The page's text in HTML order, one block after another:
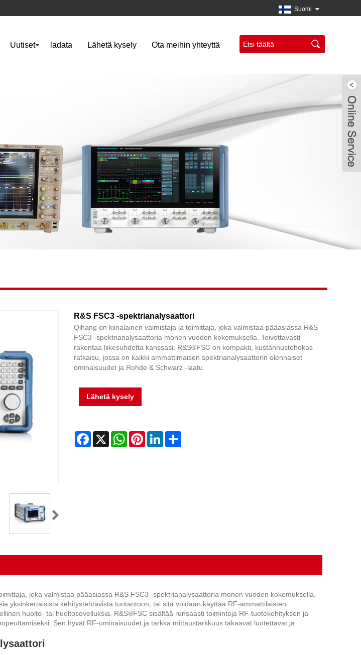
Suomi
Uutiset ladata Lähetä kysely Ota meihin yhteyttä
R&S FSC3 -spektrianalysaattori
Qihang on kiinalainen valmistaja ja toimittaja, joka valmistaa pääasiassa R&S
FSC3 -spektrianalysaattoria monen vuoden kokemuksella. Toivottavasti
rakentaa liikesuhdetta kanssasi. R&S®FSC on kompakti, kustannustehokas
ratkaisu, jossa on kaikki ammattimaisen spektrianalysaattorin olennaiset
ominaisuudet ja Rohde & Schwarz -laatu.
Lähetä kysely
Facebook
X WhatsAppPinterestLinkedInShare
joka valmistaa pääasiassa R&S FSC3 -spektrianalysaattoria monen vuoden kokemuksella.
yksinkertaisista kehitystehtävistä tuotantoon, tai sitä voidaan käyttää RF-ammattilaisten
huolto- tai huoltosovelluksia. R&S®FSC sisältää runsaasti toimintoja RF-tuotekehityksen ja
Sen hyvät RF-ominaisuudet ja tarkka mittaustarkkuus takaavat luotettavat ja